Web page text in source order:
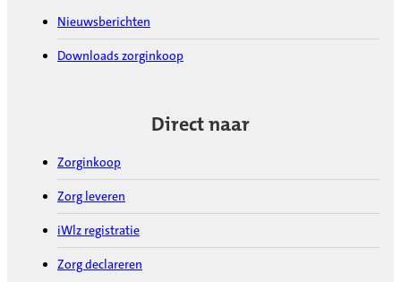
Nieuwsberichten
Downloads zorginkoop
Direct naar
Zorginkoop
Zorg leveren
iWlz registratie
Zorg declareren